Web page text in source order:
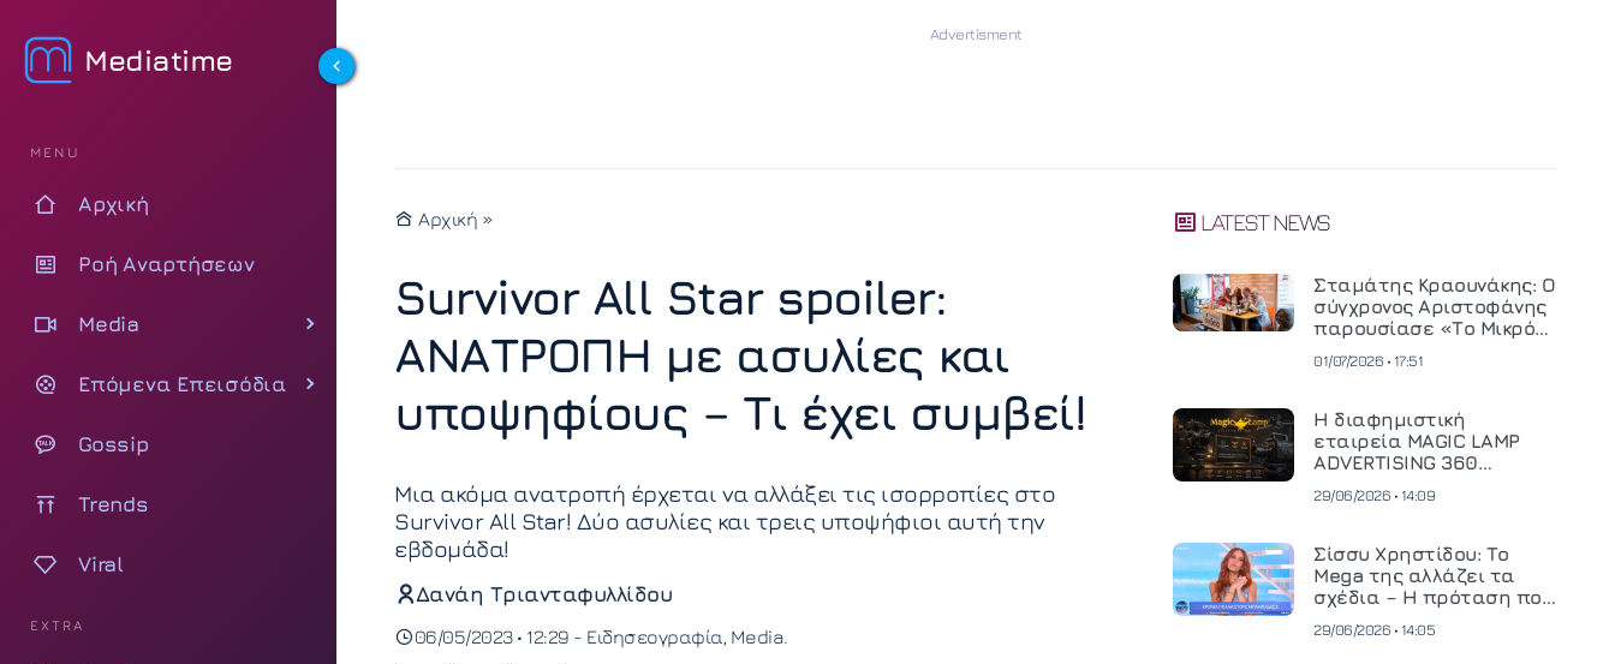
Mediatime
MENU
Αρχική
Ροή Αναρτήσεων
Media
Επόμενα Επεισόδια
Gossip
Trends
Viral
EXTRA
Αρχική »
Survivor All Star spoiler:
ΑΝΑΤΡΟΠΗ με ασυλίες και
υποψηφίους – Τι έχει συμβεί!
Μια ακόμα ανατροπή έρχεται να αλλάξει τις ισορροπίες στο
Survivor All Star! Δύο ασυλίες και τρεις υποψήφιοι αυτή την
εβδομάδα!
Δανάη Τριανταφυλλίδου
06/05/2023 • 12:29 - Ειδησεογραφία Media
LATEST NEWS
Σταμάτης Κραουνάκης: Ο
σύγχρονος Αριστοφάνης
παρουσίασε «Το Μικρό
01/07/2026 • 17:51
Η διαφημιστική
εταιρεία MAGIC LAMP
ADVERTISING 360
κινηματογραφική
και ανεβάζει τον πήχη
στην παραγωγή
οπτικοακουστικού
περιεχομένου
29/06/2026 • 14:09
Σίσσυ Χρηστίδου: Το
Mega της αλλάζει τα
σχέδια – Η πρόταση που
29/06/2026 • 14:05